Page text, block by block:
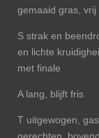
gemaaid gras, vrij
S strak en
en lichte
met finale
A lang, blijft fris
T uitgewogen,
gerechten,